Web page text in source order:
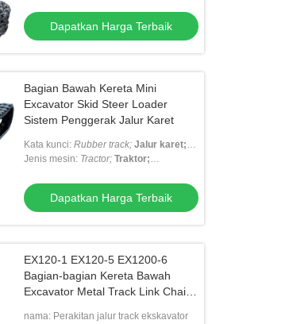
Dapatkan Harga Terbaik
Bagian Bawah Kereta Mini
Excavator Skid Steer Loader
Sistem Penggerak Jalur Karet
Kata kunci:Rubber track; Jalur karet;
Rubber track pad Bantalan trek karet
Jenis mesin: Tractor; Traktor;
Dapatkan Harga Terbaik
EX120-1 EX120-5 EX1200-6
Bagian-bagian Kereta Bawah
Excavator Metal Track Link Chain
nama: Perakitan jalur track ekskavator